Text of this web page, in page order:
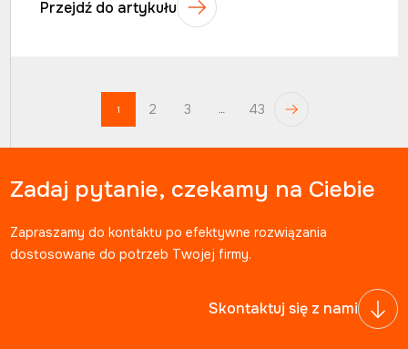
Przejdź do artykułu
1 2 3 … 43
Zadaj pytanie, czekamy na Ciebie
Zapraszamy do kontaktu po efektywne rozwiązania
dostosowane do potrzeb Twojej firmy.
Skontaktuj się z nami